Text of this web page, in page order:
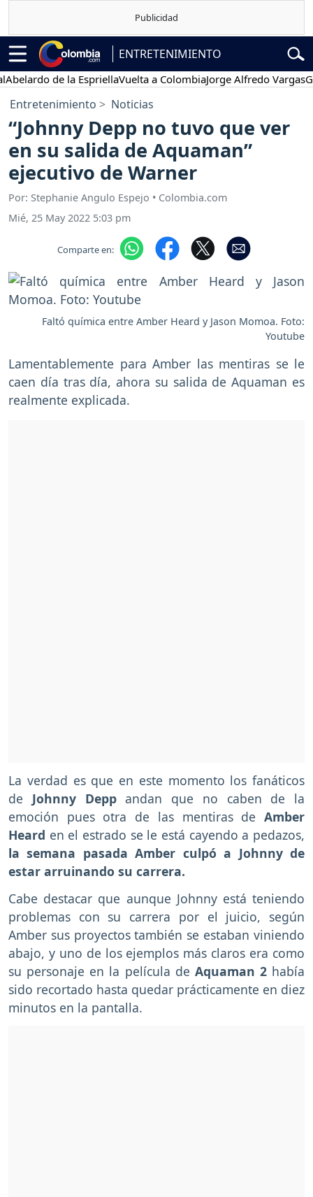
ENTRETENIMIENTO
de la EspriellaVuelta a ColombiaJorge Alfredo Vargas
Entretenimiento Noticias
“Johnny Depp no tuvo que ver
en su salida de Aquaman”
ejecutivo de Warner
Por: Stephanie Angulo Espejo • Colombia.com
Mié, 25 May 2022 5:03 pm
Comparte en:
Faltó química entre Amber Heard y Jason Momoa. Foto:
Youtube
Lamentablemente para Amber las mentiras se le
caen día tras día, ahora su salida de Aquaman es
realmente explicada.
La verdad es que en este momento los fanáticos
de Johnny Deppandan que no caben de la
emoción pues otra de las mentiras de Amber
Heard en el estrado se le está cayendo a pedazos,
la semana pasada Amber culpó a Johnny de
estar arruinando su carrera.
Cabe destacar que aunque Johnny está teniendo
problemas con su carrera por el juicio, según
Amber sus proyectos también se estaban viniendo
abajo, y uno de los ejemplos más claros era como
su personaje en la película de Aquaman 2había
sido recortado hasta quedar prácticamente en diez
minutos en la pantalla.